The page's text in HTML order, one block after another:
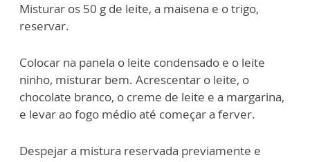
Misturar os 50 g de leite, a maisena e o trigo,
reservar.
Colocar na panela o leite condensado e o leite
ninho, misturar bem. Acrescentar o leite, o
chocolate branco, o creme de leite e a margarina,
e levar ao fogo médio até começar a ferver.
Despejar a mistura reservada previamente e